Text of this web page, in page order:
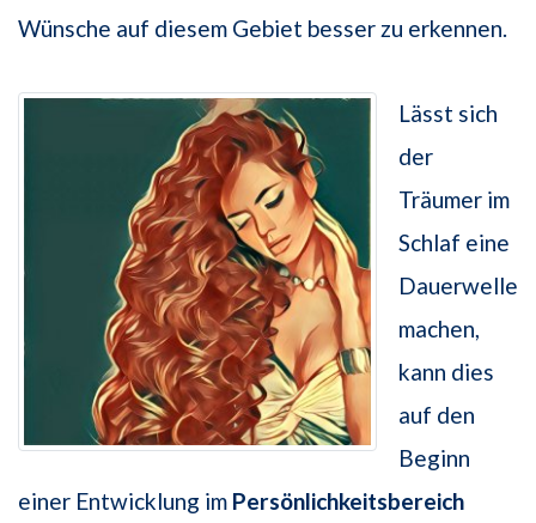
Wünsche auf diesem Gebiet besser zu erkennen.
Lässt sich
der
Träumer im
Schlaf eine
Dauerwelle
machen,
kann dies
auf den
Beginn
einer Entwicklung im Persönlichkeitsbereich